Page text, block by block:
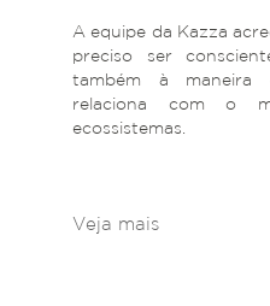
A equipe da Kazza
preciso ser
também à maneira
relaciona com o
ecossistemas.
Veja mais